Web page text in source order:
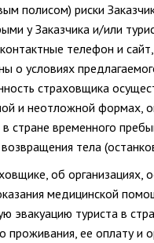
полисом) риски
у Заказчика и/или
телефон и
о условиях
страховщика
и неотложной формах,
стране временного
тела
об
медицинской
эвакуацию туриста в
проживания, ее оплату и